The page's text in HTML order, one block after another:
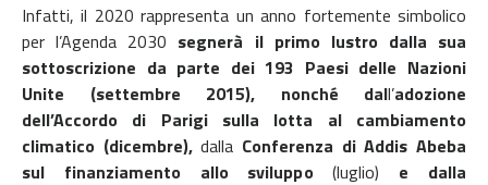
Infatti, il 2020 rappresenta un anno fortemente simbolico
per l’Agenda 2030 segnerà il primo lustro dalla sua
sottoscrizione da parte dei 193 Paesi delle Nazioni
Unite (settembre 2015), nonché dall’adozione
dell’Accordo di Parigi sulla lotta al cambiamento
climatico (dicembre),dalla Conferenza di Addis Abeba
sul finanziamento allo sviluppo(luglio) e dalla